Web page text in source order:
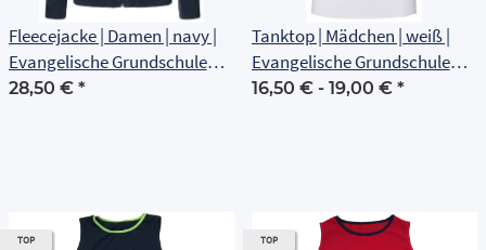
Fleecejacke | Damen | navy |
Evangelische Grundschule
Erfurt
28,50 € *
Tanktop | Mädchen | weiß |
Evangelische Grundschule
Erfurt
16,50 € - 19,00 € *
TOP TOP